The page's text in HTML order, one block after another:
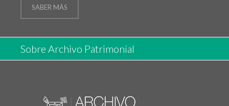
SABER MÁS
Sobre Archivo Patrimonial